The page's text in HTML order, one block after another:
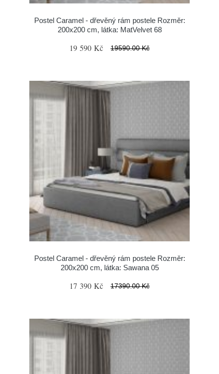
Postel Caramel - dřevěný rám postele Rozměr:
200x200 cm, látka: MatVelvet 68
19 590 Kč 19590.00 Kč
Postel Caramel - dřevěný rám postele Rozměr:
200x200 cm, látka: Sawana 05
17 390 Kč 17390.00 Kč